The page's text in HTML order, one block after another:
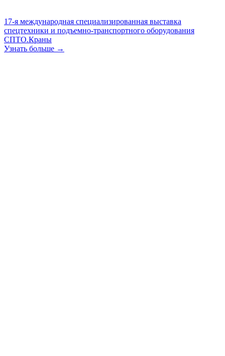
17-я международная специализированная выставка
спецтехники и подъемно-транспортного оборудования
СПТО.Краны
Узнать больше →